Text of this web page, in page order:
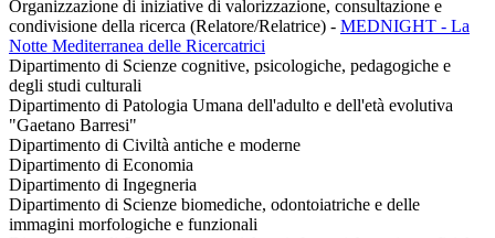
Organizzazione di iniziative di valorizzazione, consultazione e
condivisione della ricerca (Relatore/Relatrice) - MEDNIGHT - La
Notte Mediterranea delle Ricercatrici
Dipartimento di Scienze cognitive, psicologiche, pedagogiche e
degli studi culturali
Dipartimento di Patologia Umana dell'adulto e dell'età evolutiva
"Gaetano Barresi"
Dipartimento di Civiltà antiche e moderne
Dipartimento di Economia
Dipartimento di Ingegneria
Dipartimento di Scienze biomediche, odontoiatriche e delle
immagini morfologiche e funzionali